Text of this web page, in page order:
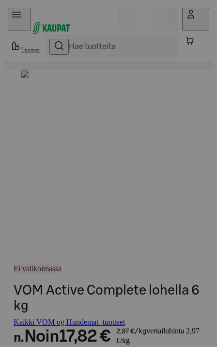
Hyppää sisältöön
Tuotteet
Ei valikoimassa
VOM Active Complete lohella 6
kg
Kaikki VOM og Hundemat -tuotteet
n. Noin17,82 € 2,97 €/kgvertailuhinta 2,97
€/kg